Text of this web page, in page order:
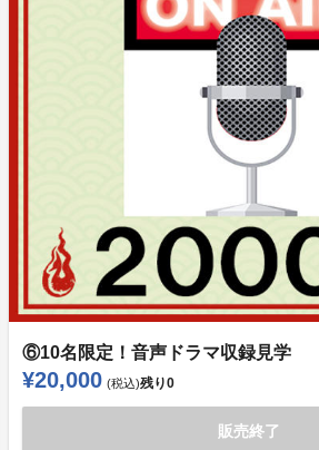
⑥10名限定！音声ドラマ収録見学
¥20,000 (税込)残り0
販売終了